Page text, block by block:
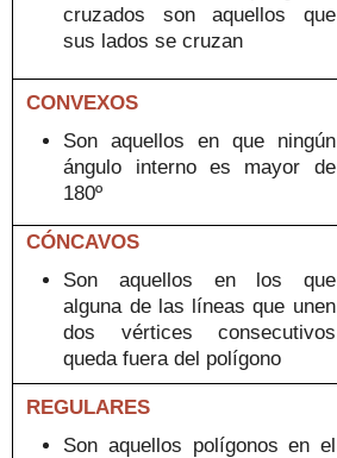
cruzados son aquellos que
sus lados se cruzan
CONVEXOS
Son aquellos en que ningún
ángulo interno es mayor de
180º
CÓNCAVOS
Son aquellos en los que
alguna de las líneas que unen
dos vértices consecutivos
queda fuera del polígono
REGULARES
Son aquellos
polígonos en el